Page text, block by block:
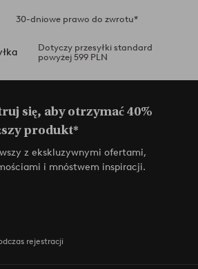
30-dniowe prawo do zwrotu*
Dotyczy przesyłki standard
powyżej 599 PLN
się, aby otrzymać 40%
produkt*
z ekskluzywnymi ofertami,
i mnóstwem inspiracji.
rejestracji